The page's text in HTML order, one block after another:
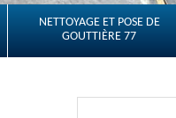
NETTOYAGE ET POSE DE
GOUTTIÈRE 77